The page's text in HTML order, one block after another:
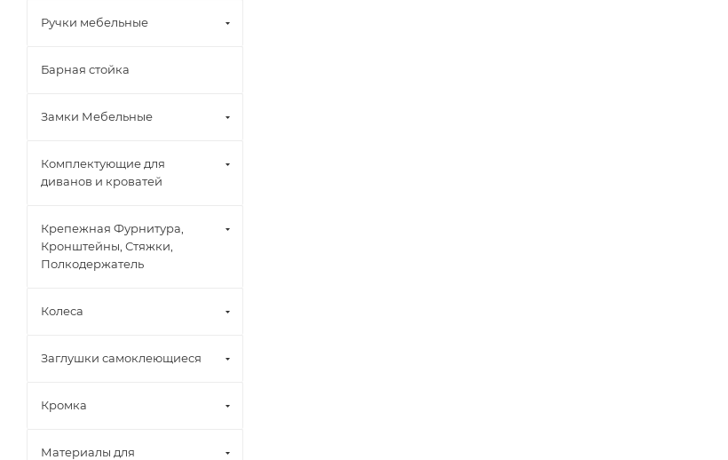
Ручки мебельные
Барная стойка
Замки Мебельные
Комплектующие для
диванов и кроватей
Крепежная Фурнитура,
Кронштейны, Стяжки,
Полкодержатель
Колеса
Заглушки самоклеющиеся
Кромка
Материалы для